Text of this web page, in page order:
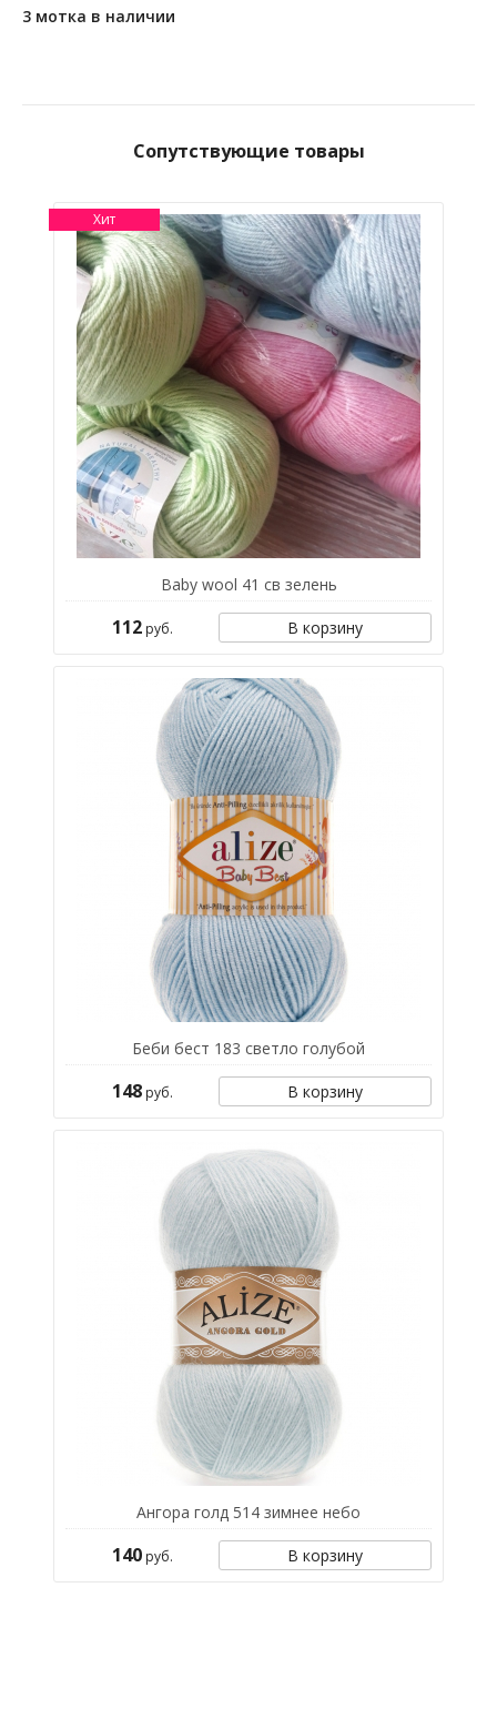
3 мотка в наличии
Сопутствующие товары
Хит
Baby wool 41 св зелень
112руб. В корзину
Беби бест 183 светло голубой
148руб. В корзину
Ангора голд 514 зимнее небо
140руб. В корзину